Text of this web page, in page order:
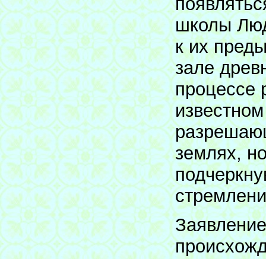
школы
к их
зале
процессе
землях,